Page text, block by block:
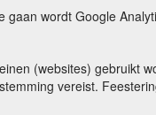
wordt Google
(websites) gebruikt
vereist.